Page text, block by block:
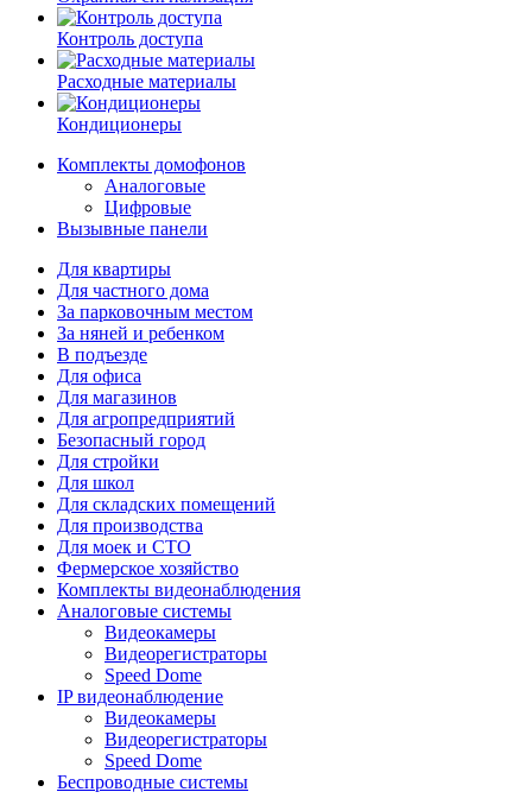
Контроль доступа
Расходные материалы
Кондиционеры
Комплекты домофонов
Аналоговые
Цифровые
Вызывные панели
Для квартиры
Для частного дома
За парковочным местом
За няней и ребенком
В подъезде
Для офиса
Для магазинов
Для агропредприятий
Безопасный город
Для стройки
Для школ
Для складских помещений
Для производства
Для моек и СТО
Фермерское хозяйство
Комплекты видеонаблюдения
Аналоговые системы
Видеокамеры
Видеорегистраторы
Speed Dome
IP видеонаблюдение
Видеокамеры
Видеорегистраторы
Speed Dome
Беспроводные системы